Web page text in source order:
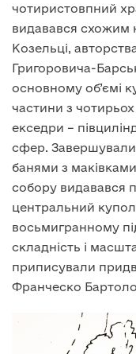
чотиристовпний
видавався схожим
Козельці,
Григоровича-
основному об’ємі
частини з чотирьох
екседри –
сфер.
банями з
собору видавався
центральний
восьмигранному
складність і
приписували
Франческо